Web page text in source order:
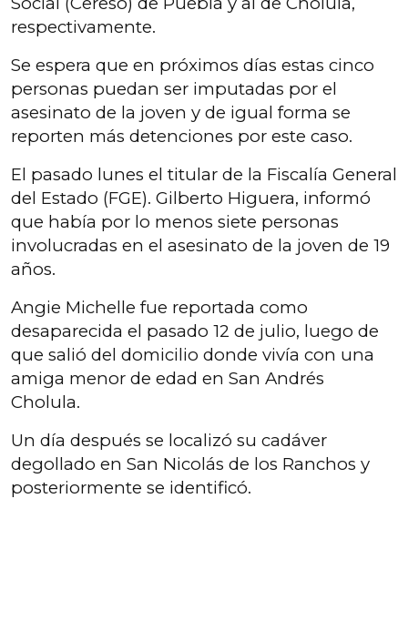
respectivamente.
Se espera que en próximos días estas cinco
personas puedan ser imputadas por el
asesinato de la joven y de igual forma se
reporten más detenciones por este caso.
El pasado lunes el titular de la Fiscalía General
del Estado (FGE). Gilberto Higuera, informó
que había por lo menos siete personas
involucradas en el asesinato de la joven de 19
años.
Angie Michelle fue reportada como
desaparecida el pasado 12 de julio, luego de
que salió del domicilio donde vivía con una
amiga menor de edad en San Andrés
Cholula.
Un día después se localizó su cadáver
degollado en San Nicolás de los Ranchos y
posteriormente se identificó.